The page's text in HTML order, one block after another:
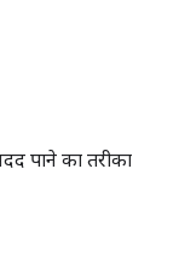
पाने का तरीका